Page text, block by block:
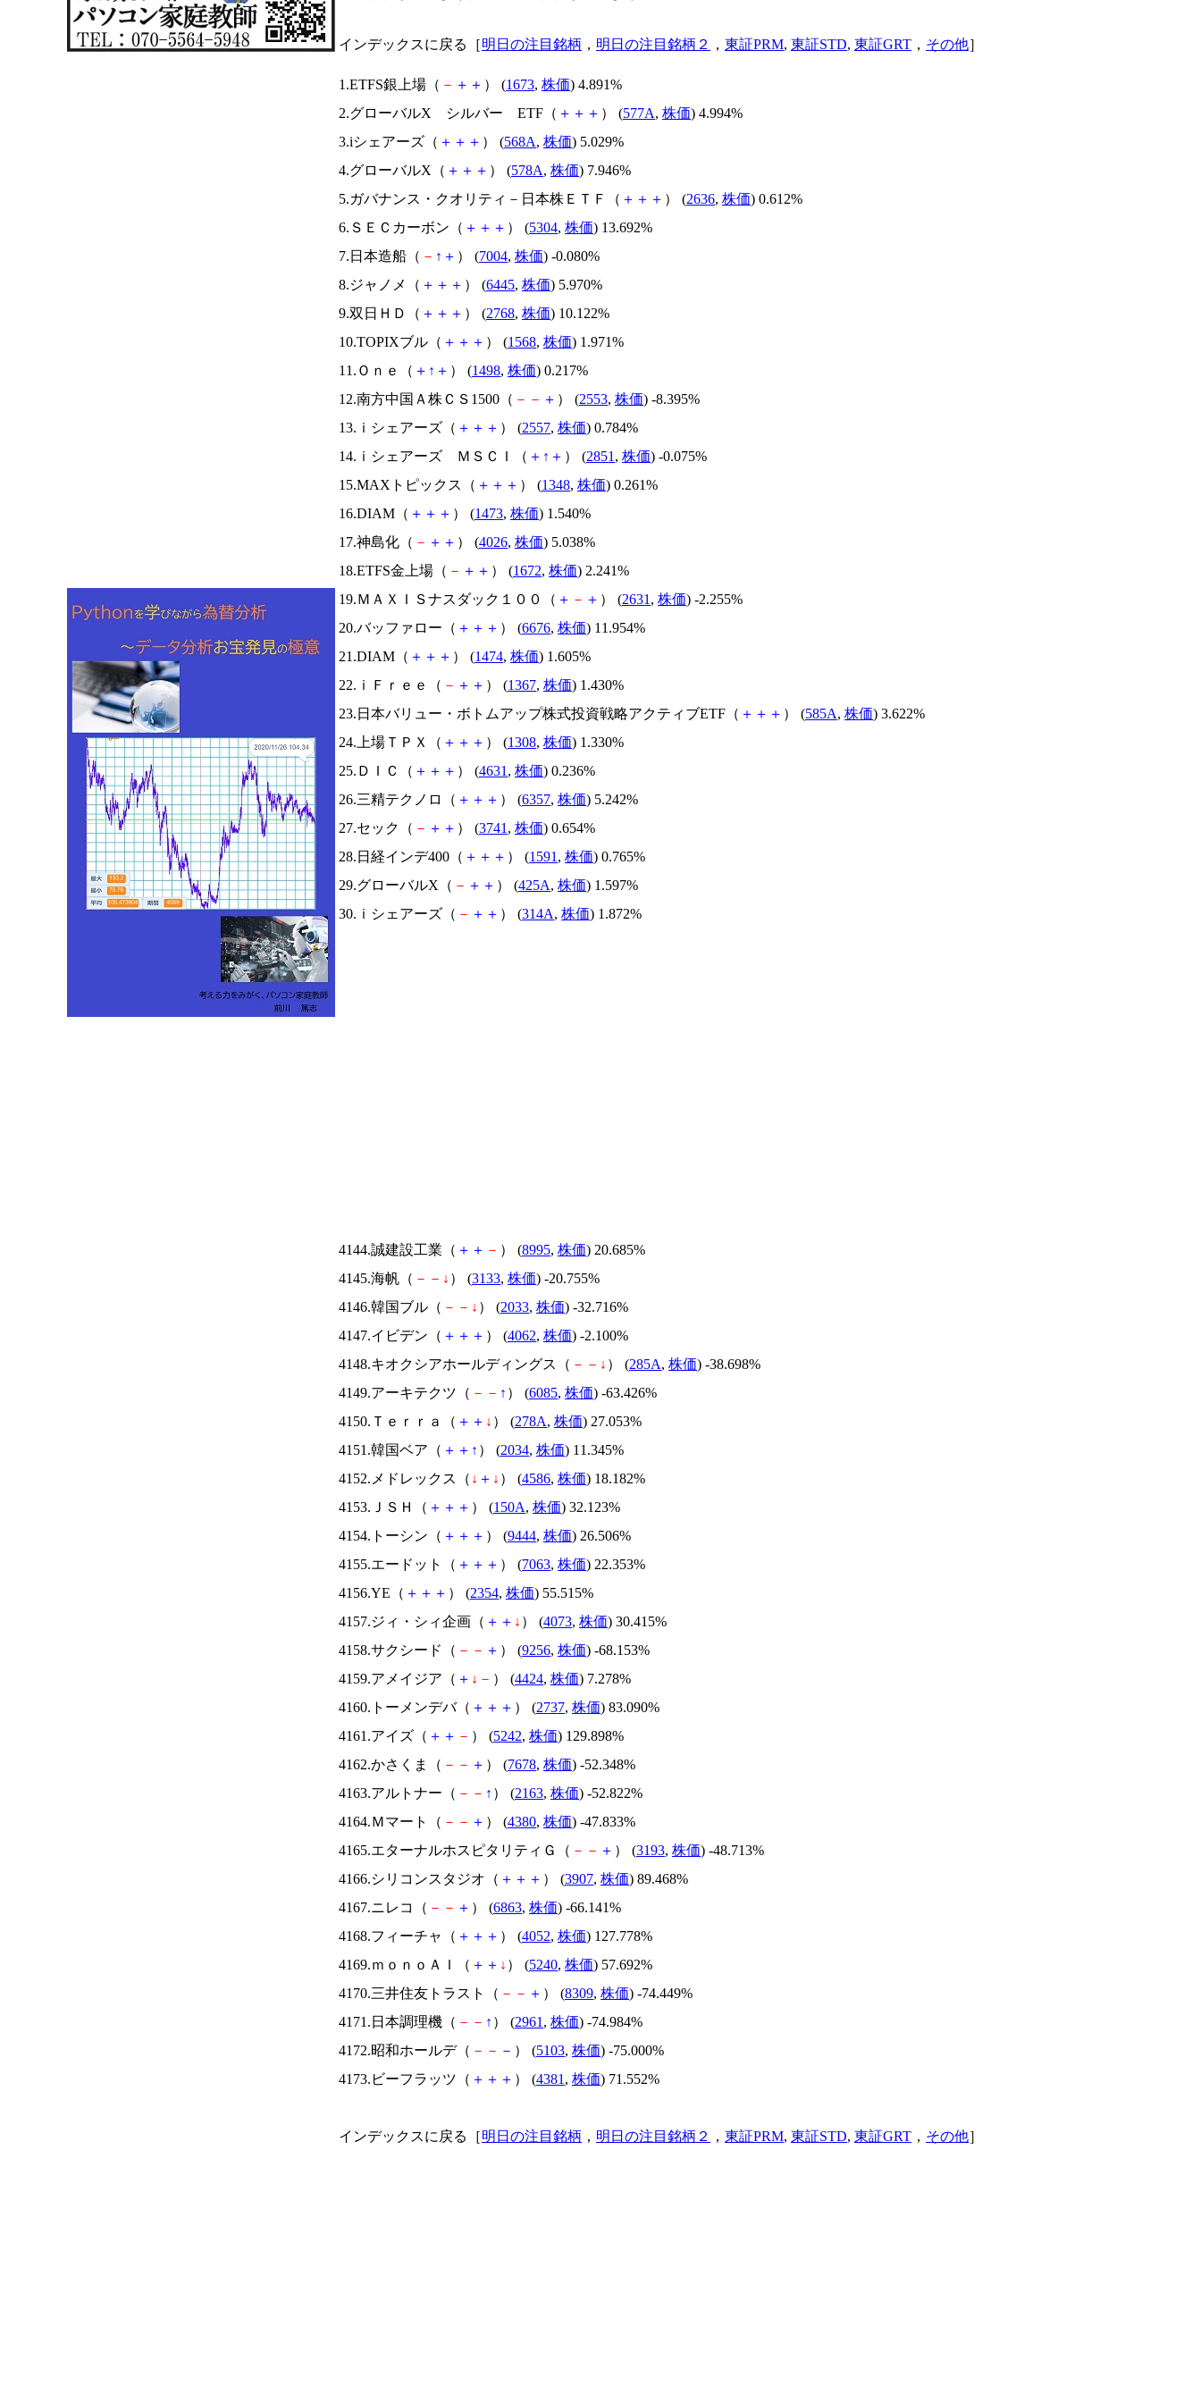
インデックスに戻る［明日の注目銘柄 ， 明日の注目銘柄２ ， 東証PRM, 東証STD, 東証GRT ， その他］
1.ETFS銀上場（ － ＋ ＋ ） (1673, 株価) 4.891%
2.グローバルX シルバー ETF（ ＋ ＋ ＋ ） (577A, 株価) 4.994%
3.iシェアーズ（ ＋ ＋ ＋ ） (568A, 株価) 5.029%
4.グローバルX（ ＋ ＋ ＋ ） (578A, 株価) 7.946%
5.ガバナンス・クオリティ－日本株ＥＴＦ（ ＋ ＋ ＋ ） (2636, 株価) 0.612%
6.ＳＥＣカーボン（ ＋ ＋ ＋ ） (5304, 株価) 13.692%
7.日本造船（ － ↑ ＋ ） (7004, 株価) -0.080%
8.ジャノメ（ ＋ ＋ ＋ ） (6445, 株価) 5.970%
9.双日ＨＤ（ ＋ ＋ ＋ ） (2768, 株価) 10.122%
10.TOPIXブル（ ＋ ＋ ＋ ） (1568, 株価) 1.971%
11.Ｏｎｅ（ ＋ ↑ ＋ ） (1498, 株価) 0.217%
12.南方中国Ａ株ＣＳ1500（ － － ＋ ） (2553, 株価) -8.395%
13.ｉシェアーズ（ ＋ ＋ ＋ ） (2557, 株価) 0.784%
14.ｉシェアーズ ＭＳＣＩ（ ＋ ↑ ＋ ） (2851 , 株価) -0.075%
15.MAXトピックス（ ＋ ＋ ＋ ） (1348, 株価) 0.261%
16.DIAM（ ＋ ＋ ＋ ） (1473, 株価) 1.540%
17.神島化（ － ＋ ＋ ） (4026, 株価) 5.038%
18.ETFS金上場（ － ＋ ＋ ） (1672, 株価) 2.241%
19.ＭＡＸＩＳナスダック１００（ ＋ － ＋ ） (2631 , 株価) -2.255%
20.バッファロー（ ＋ ＋ ＋ ） (6676, 株価) 11.954%
21.DIAM（ ＋ ＋ ＋ ） (1474, 株価) 1.605%
22.ｉＦｒｅｅ（ － ＋ ＋ ） (1367, 株価) 1.430%
23.日本バリュー・ボトムアップ株式投資戦略アクティブETF（ ＋ ＋ ＋ ） (585A, 株価) 3.622%
24.上場ＴＰＸ（ ＋ ＋ ＋ ） (1308, 株価) 1.330%
25.ＤＩＣ（ ＋ ＋ ＋ ） (4631 , 株価) 0.236%
26.三精テクノロ（ ＋ ＋ ＋ ） (6357, 株価) 5.242%
27.セック（ － ＋ ＋ ） (3741 , 株価) 0.654%
28.日経インデ400（ ＋ ＋ ＋ ） (1591 , 株価) 0.765%
29.グローバルX（ － ＋ ＋ ） (425A, 株価) 1.597%
30.ｉシェアーズ（ － ＋ ＋ ） (314A, 株価) 1.872%
4144.誠建設工業（ ＋ ＋ － ） (8995, 株価) 20.685%
4145.海帆（ － － ↓ ） (3133, 株価) -20.755%
4146.韓国ブル（ － － ↓ ） (2033, 株価) -32.716%
4147.イビデン（ ＋ ＋ ＋ ） (4062, 株価) -2.100%
4148.キオクシアホールディングス（ － － ↓ ） (285A, 株価) -38.698%
4149.アーキテクツ（ － － ↑ ） (6085, 株価) -63.426%
4150.Ｔｅｒｒａ（ ＋ ＋ ↓ ） (278A, 株価) 27.053%
4151.韓国ベア（ ＋ ＋ ↑ ） (2034, 株価) 11.345%
4152.メドレックス（ ↓ ＋ ↓ ） (4586, 株価) 18.182%
4153.ＪＳＨ（ ＋ ＋ ＋ ） (150A, 株価) 32.123%
4154.トーシン（ ＋ ＋ ＋ ） (9444, 株価) 26.506%
4155.エードット（ ＋ ＋ ＋ ） (7063, 株価) 22.353%
4156.YE（ ＋ ＋ ＋ ） (2354, 株価) 55.515%
4157.ジィ・シィ企画（ ＋ ＋ ↓ ） (4073, 株価) 30.415%
4158.サクシード（ － － ＋ ） (9256, 株価) -68.153%
4159.アメイジア（ ＋ ↓ － ） (4424, 株価) 7.278%
4160.トーメンデバ（ ＋ ＋ ＋ ） (2737, 株価) 83.090%
4161.アイズ（ ＋ ＋ － ） (5242, 株価) 129.898%
4162.かさくま（ － － ＋ ） (7678, 株価) -52.348%
4163.アルトナー（ － － ↑ ） (2163, 株価) -52.822%
4164.Ｍマート（ － － ＋ ） (4380, 株価) -47.833%
4165.エターナルホスピタリティＧ（ － － ＋ ） (3193, 株価) -48.713%
4166.シリコンスタジオ（ ＋ ＋ ＋ ） (3907, 株価) 89.468%
4167.ニレコ（ － － ＋ ） (6863, 株価) -66.141%
4168.フィーチャ（ ＋ ＋ ＋ ） (4052, 株価) 127.778%
4169.ｍｏｎｏＡＩ（ ＋ ＋ ↓ ） (5240, 株価) 57.692%
4170.三井住友トラスト（ － － ＋ ） (8309, 株価) -74.449%
4171.日本調理機（ － － ↑ ） (2961 , 株価) -74.984%
4172.昭和ホールデ（ － － － ） (5103, 株価) -75.000%
4173.ビーフラッツ（ ＋ ＋ ＋ ） (4381 , 株価) 71.552%
インデックスに戻る［明日の注目銘柄 ， 明日の注目銘柄２ ， 東証PRM, 東証STD, 東証GRT ， その他］